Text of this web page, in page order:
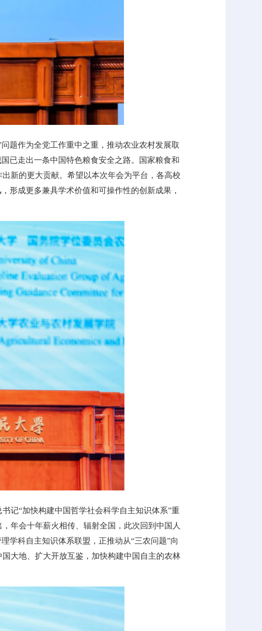
题作为全党工作重中之重，推动农业农村发展取
已走出一条中国特色粮食安全之路。国家粮食和
新的更大贡献。希望以本次年会为平台，各高校
形成更多兼具学术价值和可操作性的创新成果，
记“加快构建中国哲学社会科学自主知识体系”重
年会十年薪火相传、辐射全国，此次回到中国人
学科自主知识体系联盟，正推动从“三农问题”向
大地、扩大开放互鉴，加快构建中国自主的农林